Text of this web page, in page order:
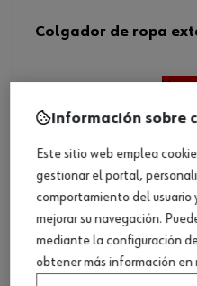
Colgador de ropa
Ver
Información sobre
Este sitio web emplea
gestionar el portal,
comportamiento del usuario
mejorar su navegación.
mediante la configuración
obtener más información en